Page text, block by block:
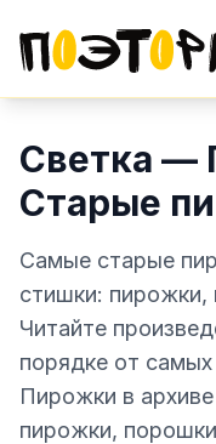
Светка —
Старые
Самые старые
стишки: пирожки,
Читайте
порядке от
Пирожки в
пирожки,